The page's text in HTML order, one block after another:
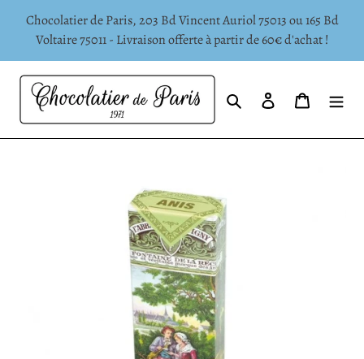
Passer
Chocolatier de Paris, 203 Bd Vincent Auriol 75013 ou 165 Bd
Voltaire 75011 - Livraison offerte à partir de 60€ d'achat !
RechercherSe connecter
Panier